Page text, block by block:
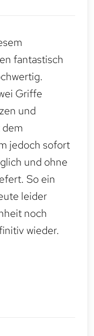
fantastisch
Griffe
und
jedoch sofort
und ohne
So ein
leider
noch
wieder.